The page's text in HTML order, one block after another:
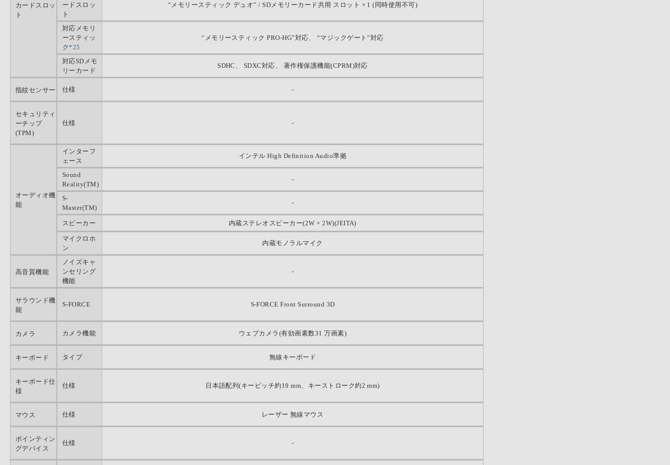
カードスロッ
ト
ードスロッ
ト
“メモリースティック デュオ” / SDメモリーカード共用 スロット × 1 (同時使用不可)
対応メモリ
ースティッ
ク*25
“メモリースティック PRO-HG”対応、 “マジックゲート”対応
対応SDメモ
リーカード
SDHC、 SDXC対応、 著作権保護機能(CPRM)対応
指紋センサー 仕様 -
セキュリティ
ーチップ
(TPM)
仕様 -
オーディオ機
能
インターフ
ェース
インテル High Definition Audio準拠
Sound
Reality(TM)
-
S-
Master(TM)
-
スピーカー 内蔵ステレオスピーカー(2W + 2W)(JEITA)
マイクロホ
ン
内蔵モノラルマイク
高音質機能
ノイズキャ
ンセリング
機能
-
サラウンド機
能
S-FORCE S-FORCE Front Surround 3D
カメラ カメラ機能 ウェブカメラ(有効画素数31 万画素)
キーボード タイプ 無線キーボード
キーボード仕
様
仕様 日本語配列(キーピッチ約19 mm、キーストローク約2 mm)
マウス 仕様 レーザー 無線マウス
ポインティン
グデバイス
仕様 -